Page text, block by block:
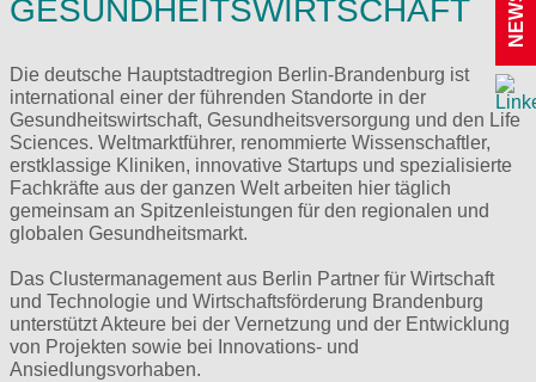
GESUNDHEITSWIRTSCHAFT
Die deutsche Hauptstadtregion Berlin-Brandenburg ist
international einer der führenden Standorte in der
Gesundheitswirtschaft, Gesundheitsversorgung und den Life
Sciences. Weltmarktführer, renommierte Wissenschaftler,
erstklassige Kliniken, innovative Startups und spezialisierte
Fachkräfte aus der ganzen Welt arbeiten hier täglich
gemeinsam an Spitzenleistungen für den regionalen und
globalen Gesundheitsmarkt.
Das Clustermanagement aus Berlin Partner für Wirtschaft
und Technologie und Wirtschaftsförderung Brandenburg
unterstützt Akteure bei der Vernetzung und der Entwicklung
von Projekten sowie bei Innovations- und
Ansiedlungsvorhaben.